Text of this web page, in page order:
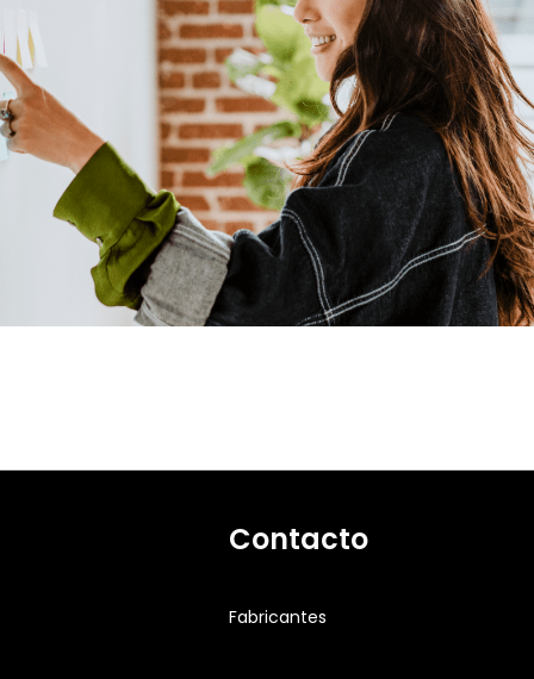
Contacto
Fabricantes